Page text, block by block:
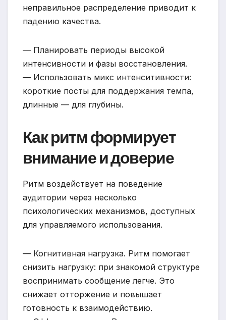
неправильное распределение приводит к
падению качества.
— Планировать периоды высокой
интенсивности и фазы восстановления.
— Использовать микс интенситивности:
короткие посты для поддержания темпа,
длинные — для глубины.
Как ритм формирует
внимание и доверие
Ритм воздействует на поведение
аудитории через несколько
психологических механизмов, доступных
для управляемого использования.
— Когнитивная нагрузка. Ритм помогает
снизить нагрузку: при знакомой структуре
воспринимать сообщение легче. Это
снижает отторжение и повышает
готовность к взаимодействию.